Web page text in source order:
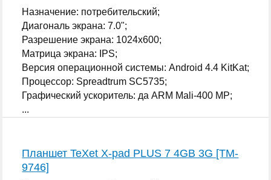
Назначение: потребительский;
Диагональ экрана: 7.0";
Разрешение экрана: 1024x600;
Матрица экрана: IPS;
Версия операционной системы: Android 4.4 KitKat;
Процессор: Spreadtrum SC5735;
Графический ускоритель: да ARM Mali-400 MP;
...
Планшет TeXet X-pad PLUS 7 4GB 3G [TM-
9746]